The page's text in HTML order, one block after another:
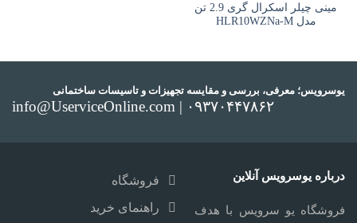
مینی چیلر اسکرال گری 2.9 تن
مدل HLR10WZNa-M
یوسرویس؛ معرفی، بررسی و مقایسه تجهیزات و تاسیسات ساختمانی
info@UserviceOnline.com | ۰۹۳۷۰۴۴۷۸۶۲
درباره یوسرویس آنلاین
فروشگاه یو سرویس با هدف
فروشگاه
راهنمای خرید